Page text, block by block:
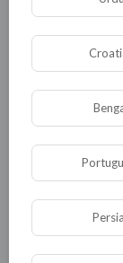
КАТЕГОРИИ